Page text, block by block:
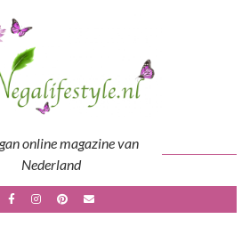
online magazine van
Nederland